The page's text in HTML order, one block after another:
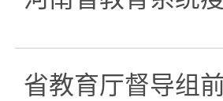
省教育厅督导组